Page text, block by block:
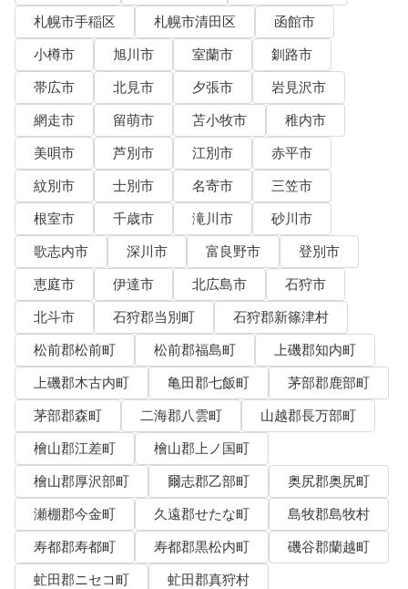
札幌市手稲区 札幌市清田区
函館市
小樽市
旭川市 室蘭市
釧路市
帯広市
北見市 夕張市
岩見沢市
網走市
留萌市 苫小牧市
稚内市
美唄市
芦別市 江別市
赤平市
紋別市
士別市 名寄市
三笠市
根室市
千歳市 滝川市
砂川市
歌志内市
深川市 富良野市
登別市
恵庭市
伊達市 北広島市
石狩市
北斗市
石狩郡当別町
石狩郡新篠津村
松前郡松前町
松前郡福島町
上磯郡知内町
上磯郡木古内町
亀田郡七飯町
茅部郡鹿部町
茅部郡森町
二海郡八雲町
山越郡長万部町
檜山郡江差町
檜山郡上ノ国町
檜山郡厚沢部町
爾志郡乙部町
奥尻郡奥尻町
瀬棚郡今金町
久遠郡せたな町
島牧郡島牧村
寿都郡寿都町
寿都郡黒松内町
磯谷郡蘭越町
虻田郡ニセコ町
虻田郡真狩村